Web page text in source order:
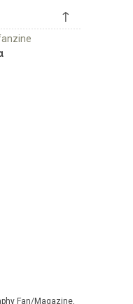
↑
Fan/Magazine,